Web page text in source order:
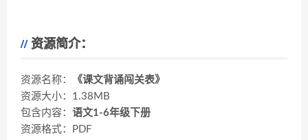
资源简介：
资源名称：
《课文背诵闯关表》
资源大小：1.38MB
包含内容： 语文1-6年级下册
资源格式：PDF